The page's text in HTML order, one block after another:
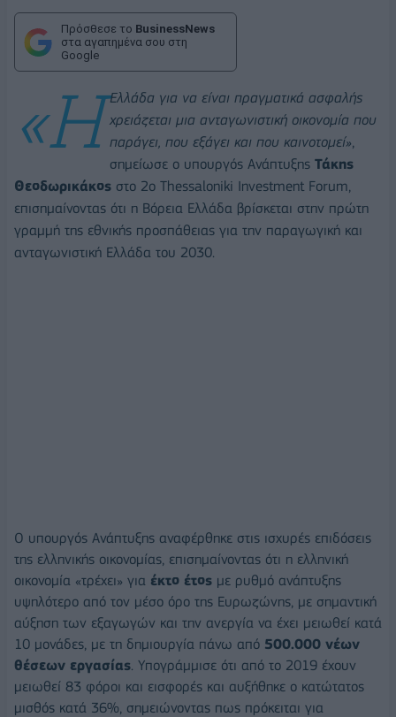
Πρόσθεσε το BusinessNews
στα αγαπημένα σου στη
Google
«Η Ελλάδα για να είναι πραγματικά ασφαλής
χρειάζεται μια ανταγωνιστική οικονομία που
παράγει, που εξάγει και που καινοτομεί»,
σημείωσε ο υπουργός Ανάπτυξης Τάκης
Θεοδωρικάκος στο 2ο Thessaloniki Investment Forum,
επισημαίνοντας ότι η Βόρεια Ελλάδα βρίσκεται στην πρώτη
γραμμή της εθνικής προσπάθειας για την παραγωγική και
ανταγωνιστική Ελλάδα του 2030.
Ο υπουργός Ανάπτυξης αναφέρθηκε στις ισχυρές επιδόσεις
της ελληνικής οικονομίας, επισημαίνοντας ότι η ελληνική
οικονομία «τρέχει» για έκτο έτος με ρυθμό ανάπτυξης
υψηλότερο από τον μέσο όρο της Ευρωζώνης, με σημαντική
αύξηση των εξαγωγών και την ανεργία να έχει μειωθεί κατά
10 μονάδες, με τη δημιουργία πάνω από 500.000 νέων
θέσεων εργασίας. Υπογράμμισε ότι από το 2019 έχουν
μειωθεί 83 φόροι και εισφορές και αυξήθηκε ο κατώτατος
μισθός κατά 36%, σημειώνοντας πως πρόκειται για